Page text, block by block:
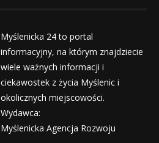
Myślenicka 24 to portal
informacyjny, na którym znajdziecie
wiele ważnych informacji i
ciekawostek z życia Myślenic i
okolicznych miejscowości.
Wydawca:
Myślenicka Agencja Rozwoju